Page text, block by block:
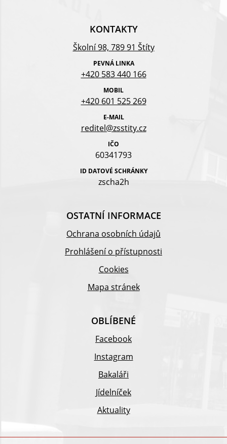
KONTAKTY
Školní 98, 789 91 Štíty
PEVNÁ LINKA
+420 583 440 166
MOBIL
+420 601 525 269
E-MAIL
reditel@zsstity.cz
IČO
60341793
ID DATOVÉ SCHRÁNKY
zscha2h
OSTATNÍ INFORMACE
Ochrana osobních údajů
Prohlášení o přístupnosti
Cookies
Mapa stránek
OBLÍBENÉ
Facebook
Instagram
Bakaláři
Jídelníček
Aktuality